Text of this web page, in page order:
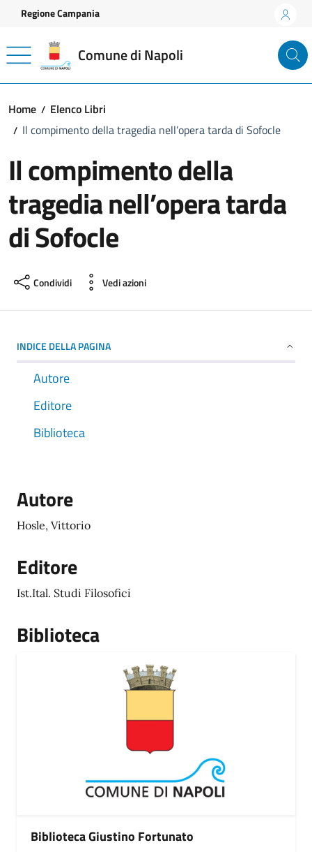
Vai ai contenuti
Vai al footer
Regione Campania
Comune di Napoli
Home
Elenco Libri
Il compimento della tragedia nell’opera tarda di Sofocle
Il compimento della
tragedia nell’opera tarda
di Sofocle
Condividi Vedi azioni
INDICE DELLA PAGINA
Autore
Editore
Biblioteca
Autore
Hosle, Vittorio
Editore
Ist.Ital. Studi Filosofici
Biblioteca
Biblioteca Giustino Fortunato